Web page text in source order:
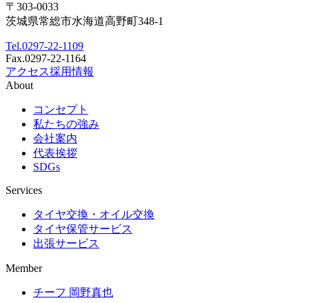
〒303-0033
茨城県常総市水海道高野町348-1
Tel.0297-22-1109
Fax.0297-22-1164
アクセス採用情報
About
コンセプト
私たちの強み
会社案内
代表挨拶
SDGs
Services
タイヤ交換・オイル交換
タイヤ保管サービス
出張サービス
Member
チーフ 岡野真也